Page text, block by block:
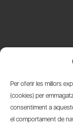
Per oferir les millors
(cookies) per
consentiment a
el comportament de